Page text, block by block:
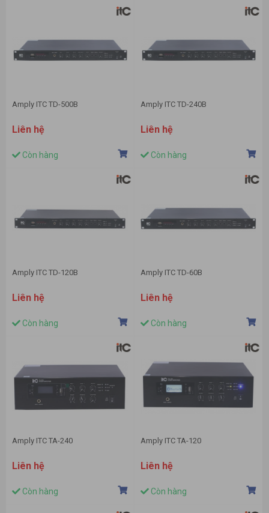
Amply ITC TD-500B
Liên hệ
Còn hàng
Amply ITC TD-240B
Liên hệ
Còn hàng
Amply ITC TD-120B
Liên hệ
Còn hàng
Amply ITC TD-60B
Liên hệ
Còn hàng
Amply ITC TA-240
Liên hệ
Còn hàng
Amply ITC TA-120
Liên hệ
Còn hàng